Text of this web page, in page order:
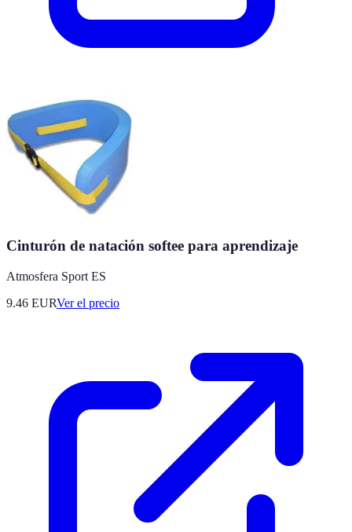
Cinturón de natación softee para aprendizaje
Atmosfera Sport ES
9.46 EURVer el precio